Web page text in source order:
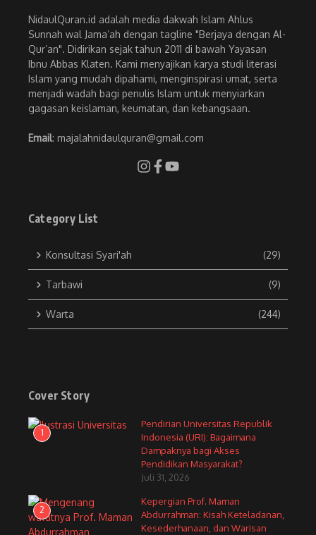
NidaulQuran.id adalah media dakwah Islam Ahlus
Sunnah wal Jama’ah dengan tagline "Berjaya dengan Al-
Qur’an". Didirikan sejak tahun 2011 di bawah Yayasan
Ibnu Abbas Klaten. Kami menyajikan karya studi literasi
Islam yang mudah dipahami, menginspirasi umat, serta
menjadi wadah bagi penulis Islam untuk menyiarkan
gagasan keislaman, keumatan, dan kebangsaan.
Email: majalahnidaulquran@gmail.com
Category List
Konsultasi Syari'ah (29)
Tarbawi (9)
Warta (244)
Cover Story
1
Pendirian Universitas Republik
Indonesia (URI): Bagaimana
Dampaknya bagi Akses
Pendidikan Masyarakat?
Juli 31, 2026
2
Kepergian Prof. Maman
Abdurrahman: Kisah Keteladanan,
Kesederhanaan, dan Warisan